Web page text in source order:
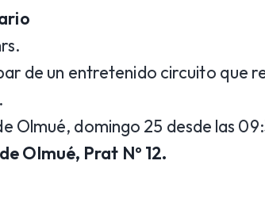
de un entretenido circuito que
Olmué, domingo 25 desde las
Olmué, Prat Nº 12.